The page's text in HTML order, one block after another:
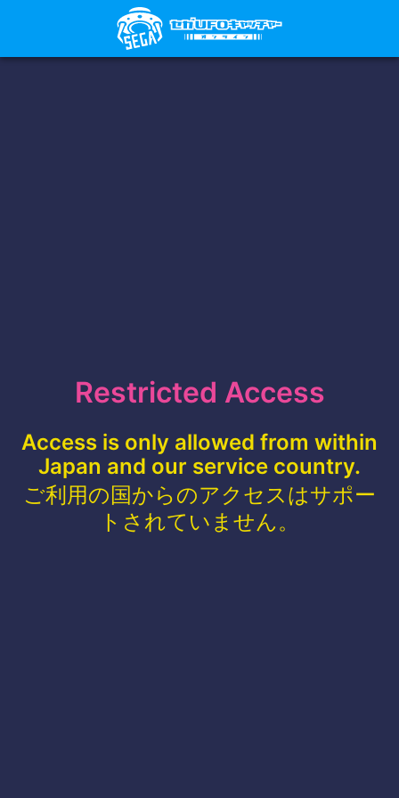
Restricted Access
Access is only allowed from within
Japan and our service country.
ご利用の国からのアクセスはサポー
トされていません。